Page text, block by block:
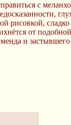
с
рисовкой,
от
и застывшего